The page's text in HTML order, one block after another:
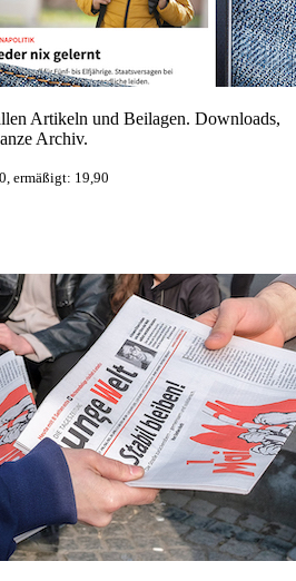
Artikeln und Beilagen. Downloads,
Archiv.
ermäßigt: 19,90